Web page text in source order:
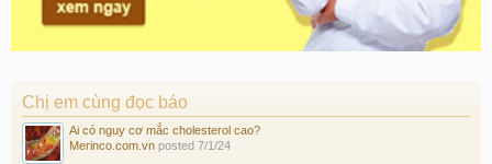
Chị em cùng đọc báo
Ai có nguy cơ mắc cholesterol cao?
Merinco.com.vn posted 7/1/24